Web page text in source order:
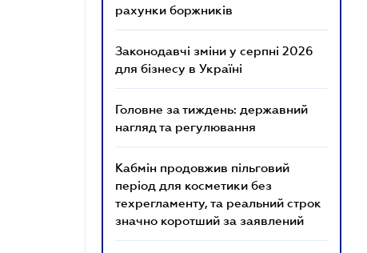
рахунки боржників
Законодавчі зміни у серпні 2026
для бізнесу в Україні
Головне за тиждень: державний
нагляд та регулювання
Кабмін продовжив пільговий
період для косметики без
техрегламенту, та реальний строк
значно коротший за заявлений